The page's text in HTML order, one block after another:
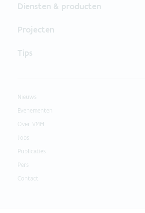
Diensten & producten
Projecten
Tips
Nieuws
Evenementen
Over VMM
Jobs
Publicaties
Pers
Contact